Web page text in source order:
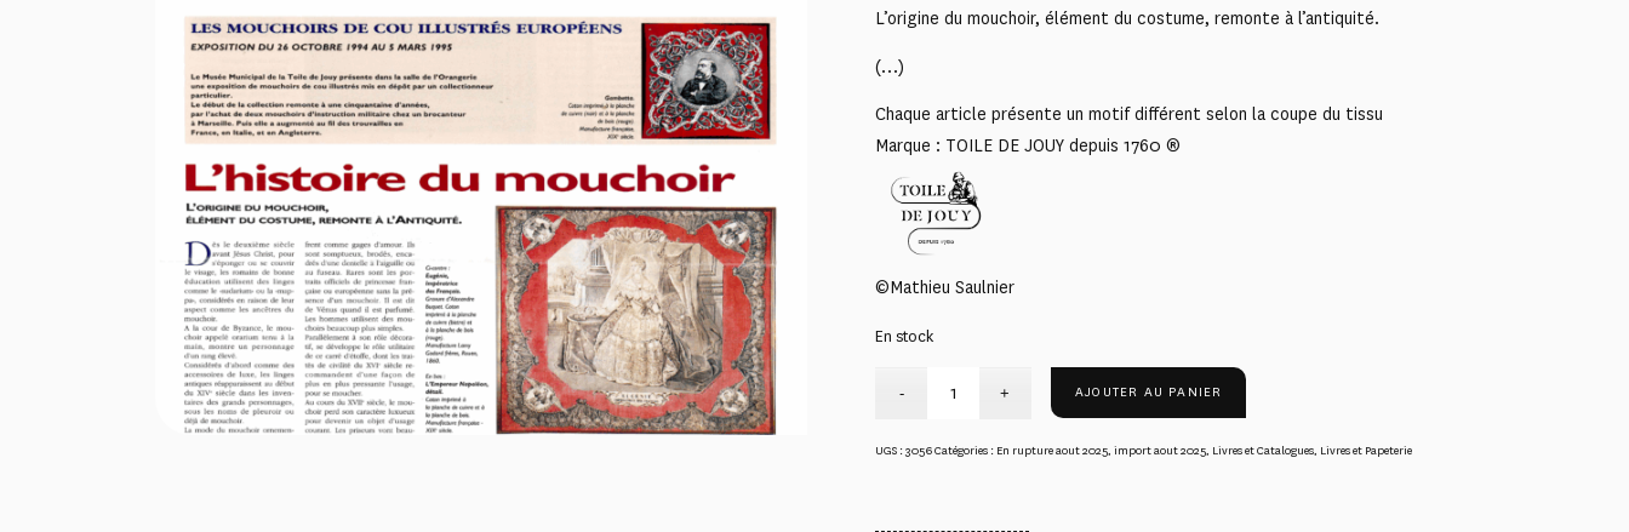
L’origine du mouchoir, élément du costume, remonte à l’antiquité.
(…)
Chaque article présente un motif différent selon la coupe du tissu
Marque : TOILE DE JOUY depuis 1760 ®
©Mathieu Saulnier
En stock
AJOUTER AU PANIER
UGS :3056Catégories : En rupture aout 2025, import aout 2025, Livres et Catalogues, Livres et Papeterie